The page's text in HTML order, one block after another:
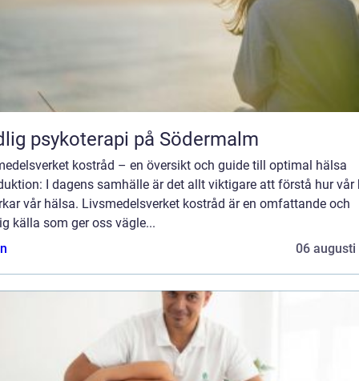
psykoterapi på Södermalm
kostråd – en översikt och guide till optimal hälsa
I dagens samhälle är det allt viktigare att förstå hur vår
vår hälsa. Livsmedelsverket kostråd är en omfattande och
källa som ger oss vägle...
06 augusti